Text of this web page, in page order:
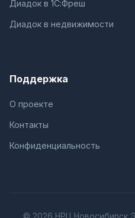
Диадок в 1С:Фреш
Диадок в недвижимости
Поддержка
О проекте
Контакты
Конфиденциальность